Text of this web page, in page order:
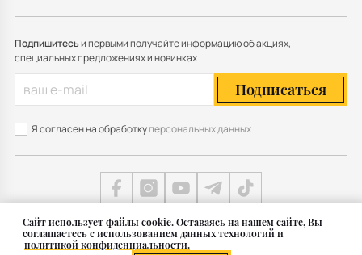
Cайт использует файлы cookie. Оставаясь на нашем сайте, Вы
соглашаетесь с использованием данных технологий и
политикой конфиденциальности.
Подпишитесьи первыми получайте информацию об акциях,
специальных предложениях и новинках
Подписаться
Я согласен на обработкуперсональных данных
Карта сайта